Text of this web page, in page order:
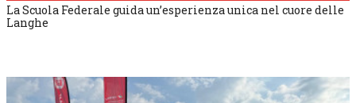
La Scuola Federale guida un’esperienza unica nel cuore delle
Langhe